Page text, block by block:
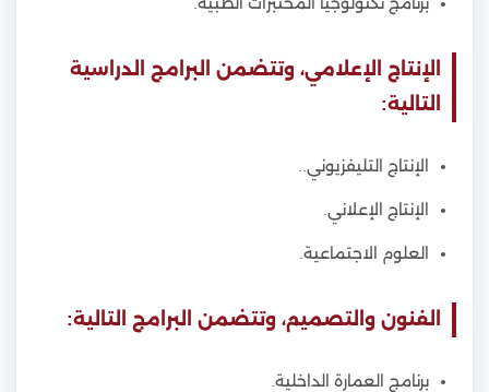
برنامج تكنولوجيا المختبرات الطبية.
الإنتاج الإعلامي، وتتضمن البرامج الدراسية
التالية:
الإنتاج التليفزيوني..
الإنتاج الإعلاني.
العلوم الاجتماعية.
الفنون والتصميم، وتتضمن البرامج التالية:
برنامج العمارة الداخلية.